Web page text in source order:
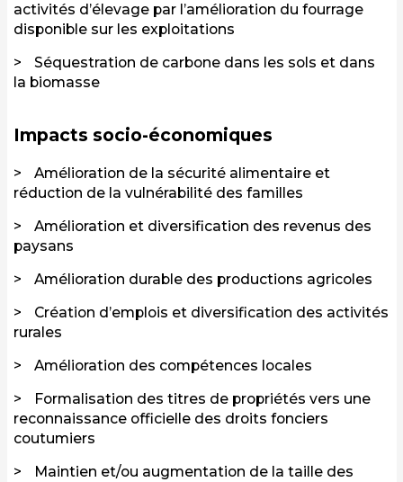
activités d’élevage par l’amélioration du fourrage
disponible sur les exploitations
Séquestration de carbone dans les sols et dans
la biomasse
Impacts socio-économiques
Amélioration de la sécurité alimentaire et
réduction de la vulnérabilité des familles
Amélioration et diversification des revenus des
paysans
Amélioration durable des productions agricoles
Création d’emplois et diversification des activités
rurales
Amélioration des compétences locales
Formalisation des titres de propriétés vers une
reconnaissance officielle des droits fonciers
coutumiers
Maintien et/ou augmentation de la taille des